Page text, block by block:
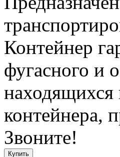
Контейнер
фугасного и
находящихся
контейнера,
Звоните!